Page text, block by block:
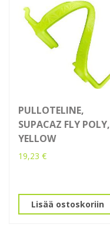
PULLOTELINE,
SUPACAZ FLY POLY,
YELLOW
19,23 €
Lisää ostoskoriin